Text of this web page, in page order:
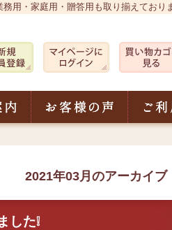
用・家庭用・贈答用も取り揃えており
商品案内 お客様の声
2021年03月のアーカイブ
た❕